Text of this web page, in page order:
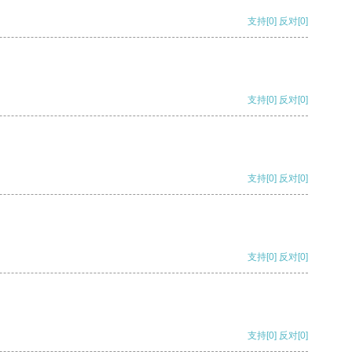
支持[0] 反对[0]
支持[0] 反对[0]
支持[0] 反对[0]
支持[0] 反对[0]
支持[0] 反对[0]